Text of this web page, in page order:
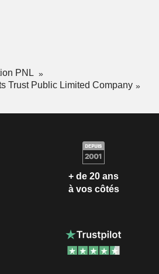
PNL
Trust Public Limited Company
+ de 20 ans
à vos côtés